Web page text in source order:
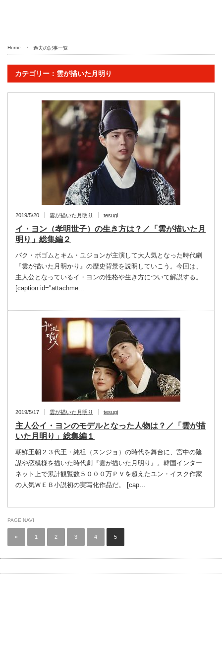
Home 過去の記事一覧
カテゴリー：雲が描いた月明り
2019/5/20 雲が描いた月明り tesugi
イ・ヨン（孝明世子）の生き方は？／「雲が描いた月
明り」総集編２
パク・ボゴムとキム・ユジョンが主演して大人気となった時代劇
『雲が描いた月明かり』の歴史背景を説明していこう。今回は、
主人公となっているイ・ヨンの性格や生き方について解説する。
[caption id="attachme…
2019/5/17 雲が描いた月明り tesugi
主人公イ・ヨンのモデルとなった人物は？／「雲が描
いた月明り」総集編１
朝鮮王朝２３代王・純祖（スンジョ）の時代を舞台に、宮中の陰
謀や恋模様を描いた時代劇『雲が描いた月明り』。韓国インター
ネット上で累計観覧数５０００万ＰＶを超えたユン・イスク作家
の人気ＷＥＢ小説初の実写化作品だ。 [cap…
PAGE NAVI
« 1 2 3 4 5